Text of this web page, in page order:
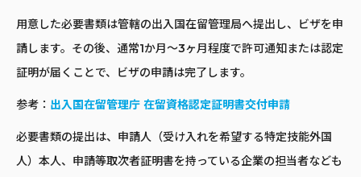
用意した必要書類は管轄の出入国在留管理局へ提出し、ビザを申
請します。その後、通常1か月～3ヶ月程度で許可通知または認定
証明が届くことで、ビザの申請は完了します。
参考： 出入国在留管理庁 在留資格認定証明書交付申請
必要書類の提出は、申請人（受け入れを希望する特定技能外国
人）本人、申請等取次者証明書を持っている企業の担当者なども